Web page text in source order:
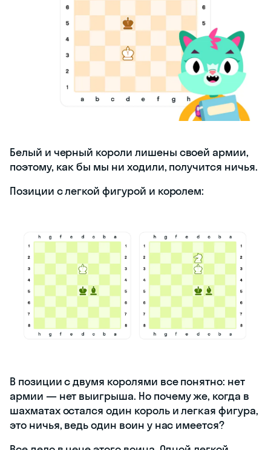
Белый и черный короли лишены своей армии,
поэтому, как бы мы ни ходили, получится ничья.
Позиции с легкой фигурой и королем:
В позиции с двумя королями все понятно: нет
армии — нет выигрыша. Но почему же, когда в
шахматах остался один король и легкая фигура,
это ничья, ведь один воин у нас имеется?